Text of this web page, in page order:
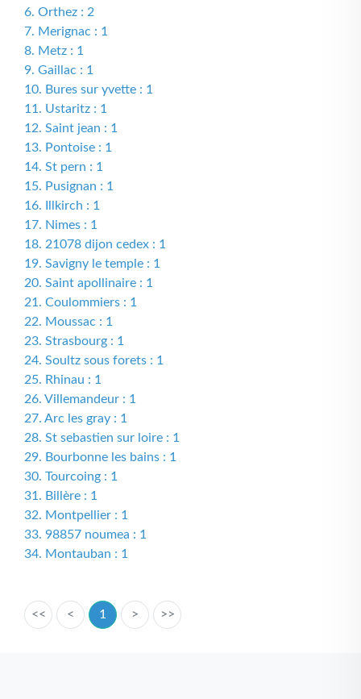
6. Orthez : 2
7. Merignac : 1
8. Metz : 1
9. Gaillac : 1
10. Bures sur yvette : 1
11. Ustaritz : 1
12. Saint jean : 1
13. Pontoise : 1
14. St pern : 1
15. Pusignan : 1
16. Illkirch : 1
17. Nimes : 1
18. 21078 dijon cedex : 1
19. Savigny le temple : 1
20. Saint apollinaire : 1
21. Coulommiers : 1
22. Moussac : 1
23. Strasbourg : 1
24. Soultz sous forets : 1
25. Rhinau : 1
26. Villemandeur : 1
27. Arc les gray : 1
28. St sebastien sur loire : 1
29. Bourbonne les bains : 1
30. Tourcoing : 1
31. Billère : 1
32. Montpellier : 1
33. 98857 noumea : 1
34. Montauban : 1
<< < 1 > >>